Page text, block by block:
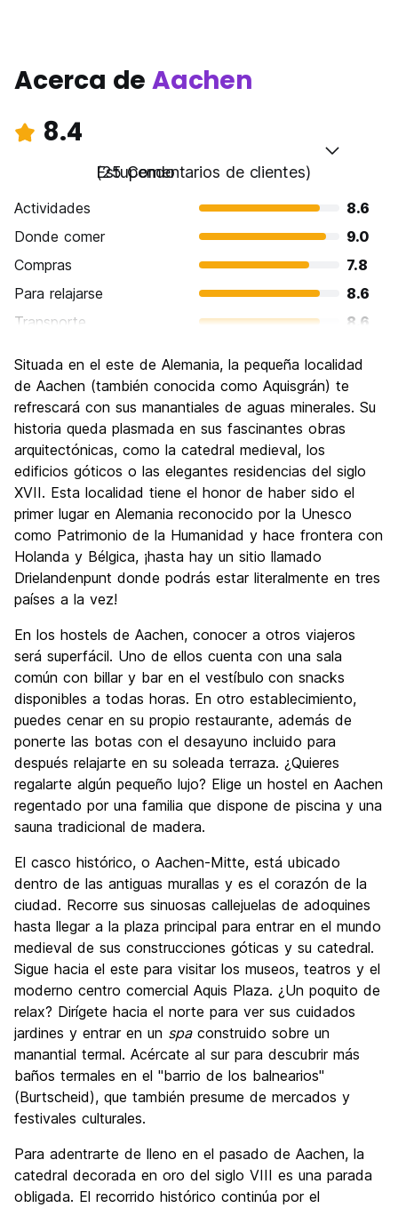
Acerca deAachen
8.4
Estupendo
(25 Comentarios de clientes)
Actividades
8.6
Donde comer
9.0
Compras
7.8
Para relajarse
8.6
Transporte
8.6
Cultura
8.9
Fiesta
7.7
Calidad Precio
Situada en el este de Alemania, la pequeña localidad
de Aachen (también conocida como Aquisgrán) te
refrescará con sus manantiales de aguas minerales. Su
historia queda plasmada en sus fascinantes obras
arquitectónicas, como la catedral medieval, los
edificios góticos o las elegantes residencias del siglo
XVII. Esta localidad tiene el honor de haber sido el
primer lugar en Alemania reconocido por la Unesco
como Patrimonio de la Humanidad y hace frontera con
Holanda y Bélgica, ¡hasta hay un sitio llamado
Drielandenpunt donde podrás estar literalmente en tres
países a la vez!
En los hostels de Aachen, conocer a otros viajeros
será superfácil. Uno de ellos cuenta con una sala
común con billar y bar en el vestíbulo con snacks
disponibles a todas horas. En otro establecimiento,
puedes cenar en su propio restaurante, además de
ponerte las botas con el desayuno incluido para
después relajarte en su soleada terraza. ¿Quieres
regalarte algún pequeño lujo? Elige un hostel en Aachen
regentado por una familia que dispone de piscina y una
sauna tradicional de madera.
El casco histórico, o Aachen-Mitte, está ubicado
dentro de las antiguas murallas y es el corazón de la
ciudad. Recorre sus sinuosas callejuelas de adoquines
hasta llegar a la plaza principal para entrar en el mundo
medieval de sus construcciones góticas y su catedral.
Sigue hacia el este para visitar los museos, teatros y el
moderno centro comercial Aquis Plaza. ¿Un poquito de
relax? Dirígete hacia el norte para ver sus cuidados
jardines y entrar en un spaconstruido sobre un
manantial termal. Acércate al sur para descubrir más
baños termales en el "barrio de los balnearios"
(Burtscheid), que también presume de mercados y
festivales culturales.
Para adentrarte de lleno en el pasado de Aachen, la
catedral decorada en oro del siglo VIII es una parada
obligada. El recorrido histórico continúa por el